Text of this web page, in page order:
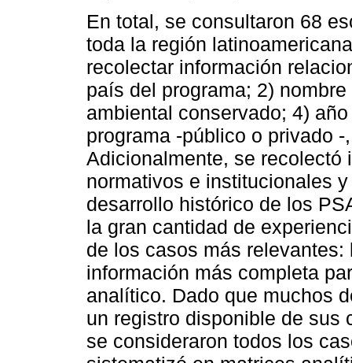
En total, se consultaron 68
toda la región
recolectar información
país del programa; 2)
ambiental conservado; 4)
programa -público o privado
Adicionalmente, se recolectó
normativos e institucionales
desarrollo histórico de los
la gran cantidad de
de los casos más
información más completa
analítico. Dado que muchos
un registro disponible de sus
se consideraron todos los